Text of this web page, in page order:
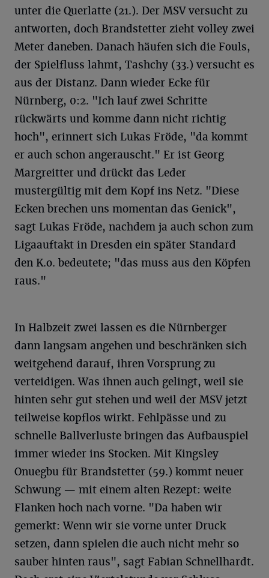
unter die Querlatte (21.). Der MSV versucht zu
antworten, doch Brandstetter zieht volley zwei
Meter daneben. Danach häufen sich die Fouls,
der Spielfluss lahmt, Tashchy (33.) versucht es
aus der Distanz. Dann wieder Ecke für
Nürnberg, 0:2. "Ich lauf zwei Schritte
rückwärts und komme dann nicht richtig
hoch", erinnert sich Lukas Fröde, "da kommt
er auch schon angerauscht." Er ist Georg
Margreitter und drückt das Leder
mustergültig mit dem Kopf ins Netz. "Diese
Ecken brechen uns momentan das Genick",
sagt Lukas Fröde, nachdem ja auch schon zum
Ligaauftakt in Dresden ein später Standard
den K.o. bedeutete; "das muss aus den Köpfen
raus."
In Halbzeit zwei lassen es die Nürnberger
dann langsam angehen und beschränken sich
weitgehend darauf, ihren Vorsprung zu
verteidigen. Was ihnen auch gelingt, weil sie
hinten sehr gut stehen und weil der MSV jetzt
teilweise kopflos wirkt. Fehlpässe und zu
schnelle Ballverluste bringen das Aufbauspiel
immer wieder ins Stocken. Mit Kingsley
Onuegbu für Brandstetter (59.) kommt neuer
Schwung — mit einem alten Rezept: weite
Flanken hoch nach vorne. "Da haben wir
gemerkt: Wenn wir sie vorne unter Druck
setzen, dann spielen die auch nicht mehr so
sauber hinten raus", sagt Fabian Schnellhardt.